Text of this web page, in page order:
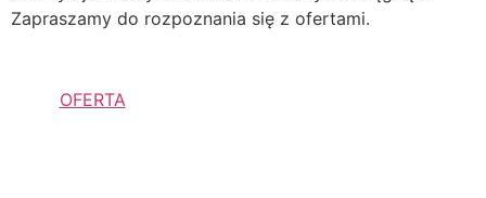
Zapraszamy do rozpoznania się z ofertami.
OFERTA